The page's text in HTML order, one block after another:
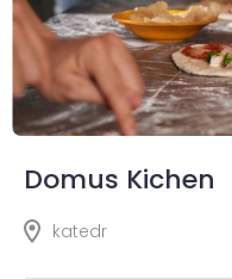
Domus Kichen
katedr